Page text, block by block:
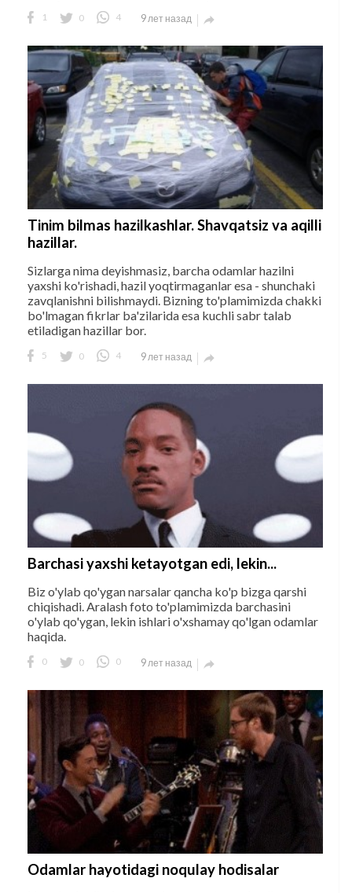
1 0 4 9 лет назад 
Tinim bilmas hazilkashlar. Shavqatsiz va aqilli
hazillar.
Sizlarga nima deyishmasiz, barcha odamlar hazilni
yaxshi ko'rishadi, hazil yoqtirmaganlar esa - shunchaki
zavqlanishni bilishmaydi. Bizning to'plamimizda chakki
bo'lmagan fikrlar ba'zilarida esa kuchli sabr talab
etiladigan hazillar bor.
5 0 4 9 лет назад 
Barchasi yaxshi ketayotgan edi, lekin...
Biz o'ylab qo'ygan narsalar qancha ko'p bizga qarshi
chiqishadi. Aralash foto to'plamimizda barchasini
o'ylab qo'ygan, lekin ishlari o'xshamay qo'lgan odamlar
haqida.
0 0 0 9 лет назад 
Odamlar hayotidagi noqulay hodisalar